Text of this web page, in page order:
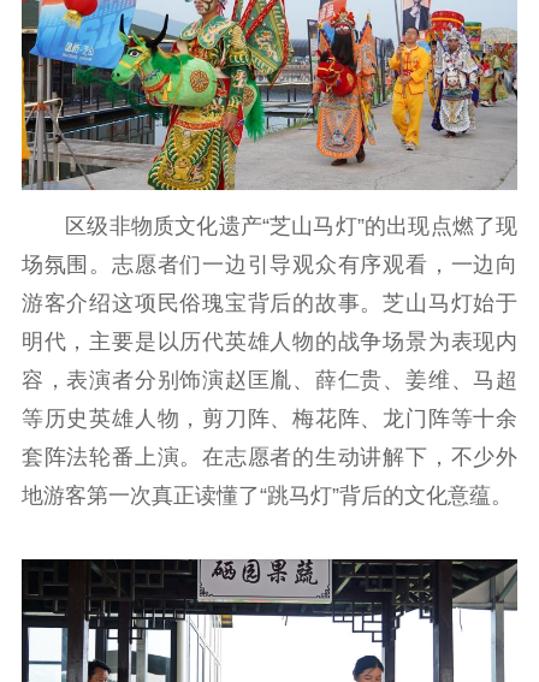
公共服务
新时代公民素养
提升资源库
新闻出版
政务服务
作品著作权
登记服务
科研创新
服务管理平台
智库服务
管理平台
文艺创作
服务管理
统计分析
审读服务
案管理系统
电影
服务
理论宣讲
共建共享平台
政工继续教育学
习平台
责任编辑注册
业务申报系统
区级非物质文化遗产“芝山马灯”的出现点燃了现
场氛围。志愿者们一边引导观众有序观看，一边向
游客介绍这项民俗瑰宝背后的故事。芝山马灯始于
明代，主要是以历代英雄人物的战争场景为表现内
容，表演者分别饰演赵匡胤、薛仁贵、姜维、马超
等历史英雄人物，剪刀阵、梅花阵、龙门阵等十余
套阵法轮番上演。在志愿者的生动讲解下，不少外
地游客第一次真正读懂了“跳马灯”背后的文化意蕴。